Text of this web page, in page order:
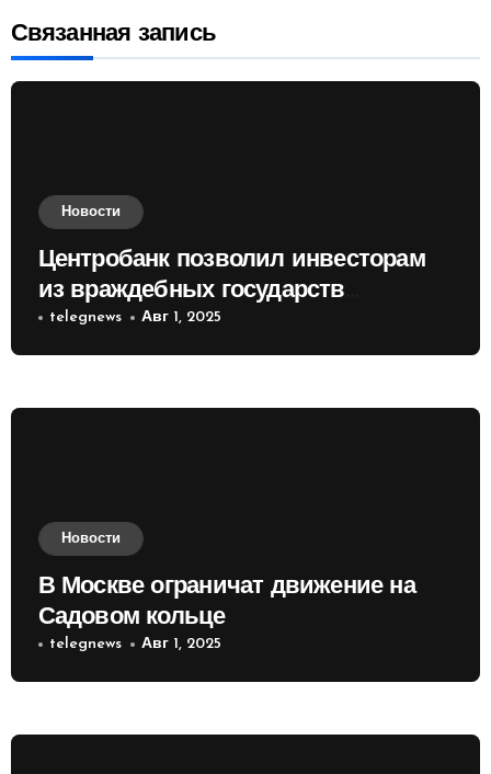
Связанная запись
Новости
Центробанк позволил инвесторам
из враждебных государств
приобретать валюту
telegnews Авг 1, 2025
Новости
В Москве ограничат движение на
Садовом кольце
telegnews Авг 1, 2025